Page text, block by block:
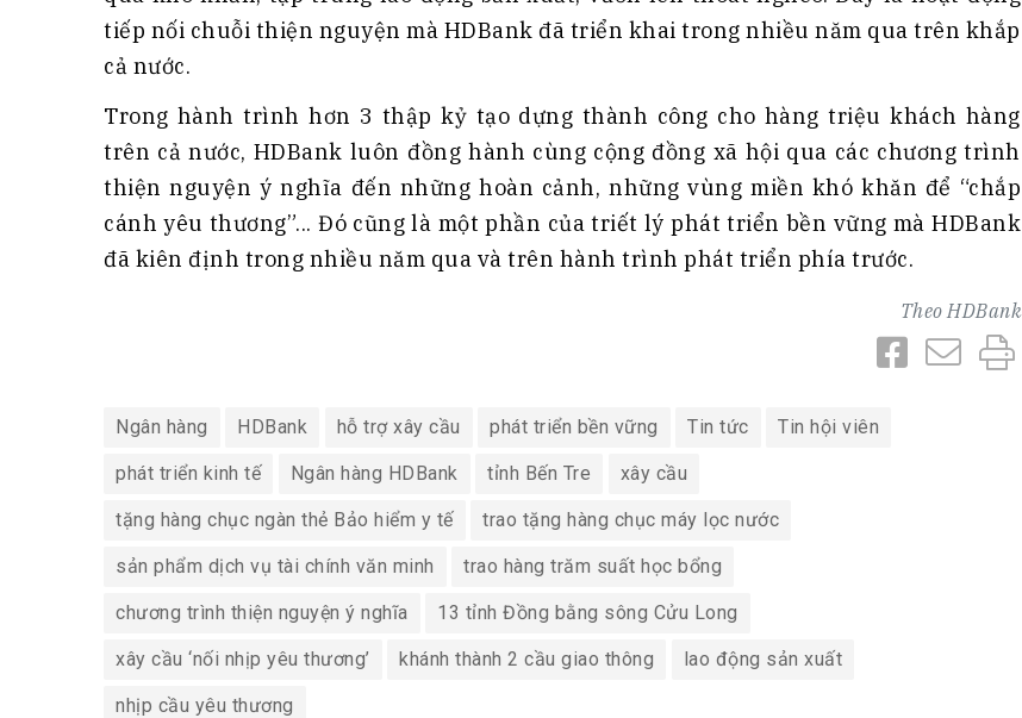
tiếp nối chuỗi thiện nguyện mà HDBank đã triển khai trong nhiều năm qua trên khắp
cả nước.
Trong hành trình hơn 3 thập kỷ tạo dựng thành công cho hàng triệu khách hàng
trên cả nước, HDBank luôn đồng hành cùng cộng đồng xã hội qua các chương trình
thiện nguyện ý nghĩa đến những hoàn cảnh, những vùng miền khó khăn để “chắp
cánh yêu thương”... Đó cũng là một phần của triết lý phát triển bền vững mà HDBank
đã kiên định trong nhiều năm qua và trên hành trình phát triển phía trước.
Theo HDBank
Ngân hàng HDBank hỗ trợ xây cầu phát triển bền vững Tin tức Tin hội viên
phát triển kinh tế Ngân hàng HDBank tỉnh Bến Tre xây cầu
tặng hàng chục ngàn thẻ Bảo hiểm y tế trao tặng hàng chục máy lọc nước
sản phẩm dịch vụ tài chính văn minh trao hàng trăm suất học bổng
chương trình thiện nguyện ý nghĩa 13 tỉnh Đồng bằng sông Cửu Long
xây cầu ‘nối nhịp yêu thương’ khánh thành 2 cầu giao thông lao động sản xuất
nhịp cầu yêu thương